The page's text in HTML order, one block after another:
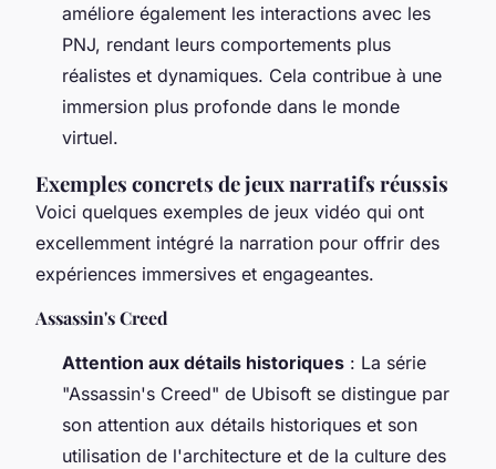
améliore également les interactions avec les
PNJ, rendant leurs comportements plus
réalistes et dynamiques. Cela contribue à une
immersion plus profonde dans le monde
virtuel.
Exemples concrets de jeux narratifs réussis
Voici quelques exemples de jeux vidéo qui ont
excellemment intégré la narration pour offrir des
expériences immersives et engageantes.
Assassin's Creed
Attention aux détails historiques : La série
"Assassin's Creed" de Ubisoft se distingue par
son attention aux détails historiques et son
utilisation de l'architecture et de la culture des